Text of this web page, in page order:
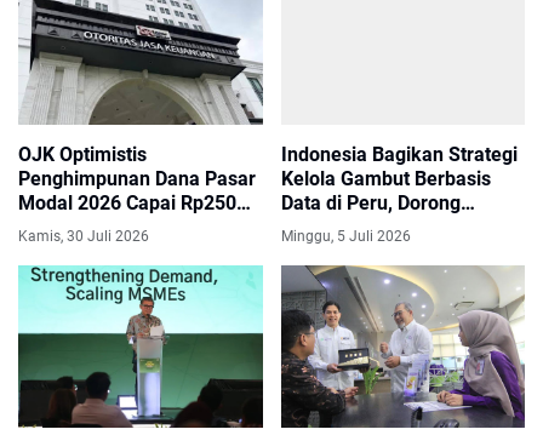
OJK Optimistis
Penghimpunan Dana Pasar
Modal 2026 Capai Rp250
Triliun, Realisasi Sudah
Tembus Rp125,74 Triliun
Kamis, 30 Juli 2026
Indonesia Bagikan Strategi
Kelola Gambut Berbasis
Data di Peru, Dorong
Restorasi dan Aksi Iklim
Berkelanjutan
Minggu, 5 Juli 2026